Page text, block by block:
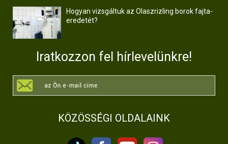
Hogyan vizsgáltuk az Olaszrizling borok fajta-
eredetét?
Iratkozzon fel hírlevelünkre!
KÖZÖSSÉGI OLDALAINK